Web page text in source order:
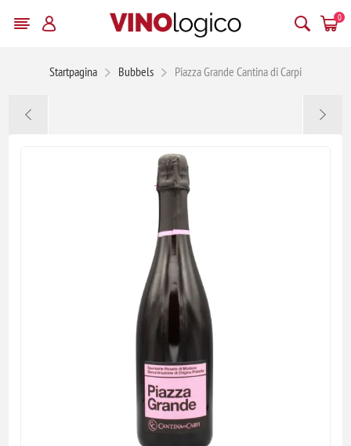
0
Startpagina Bubbels Piazza Grande Cantina di Carpi